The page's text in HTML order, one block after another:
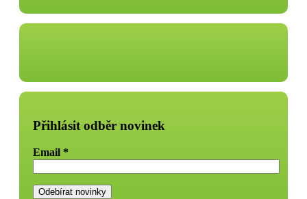
Přihlásit odběr novinek
Email *